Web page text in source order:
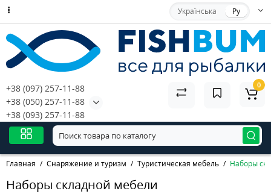
Українська Ру
+38 (097) 257-11-88
+38 (050) 257-11-88
+38 (093) 257-11-88
0
Главная Снаряжение и туризм Туристическая мебель Наборы
Наборы складной мебели